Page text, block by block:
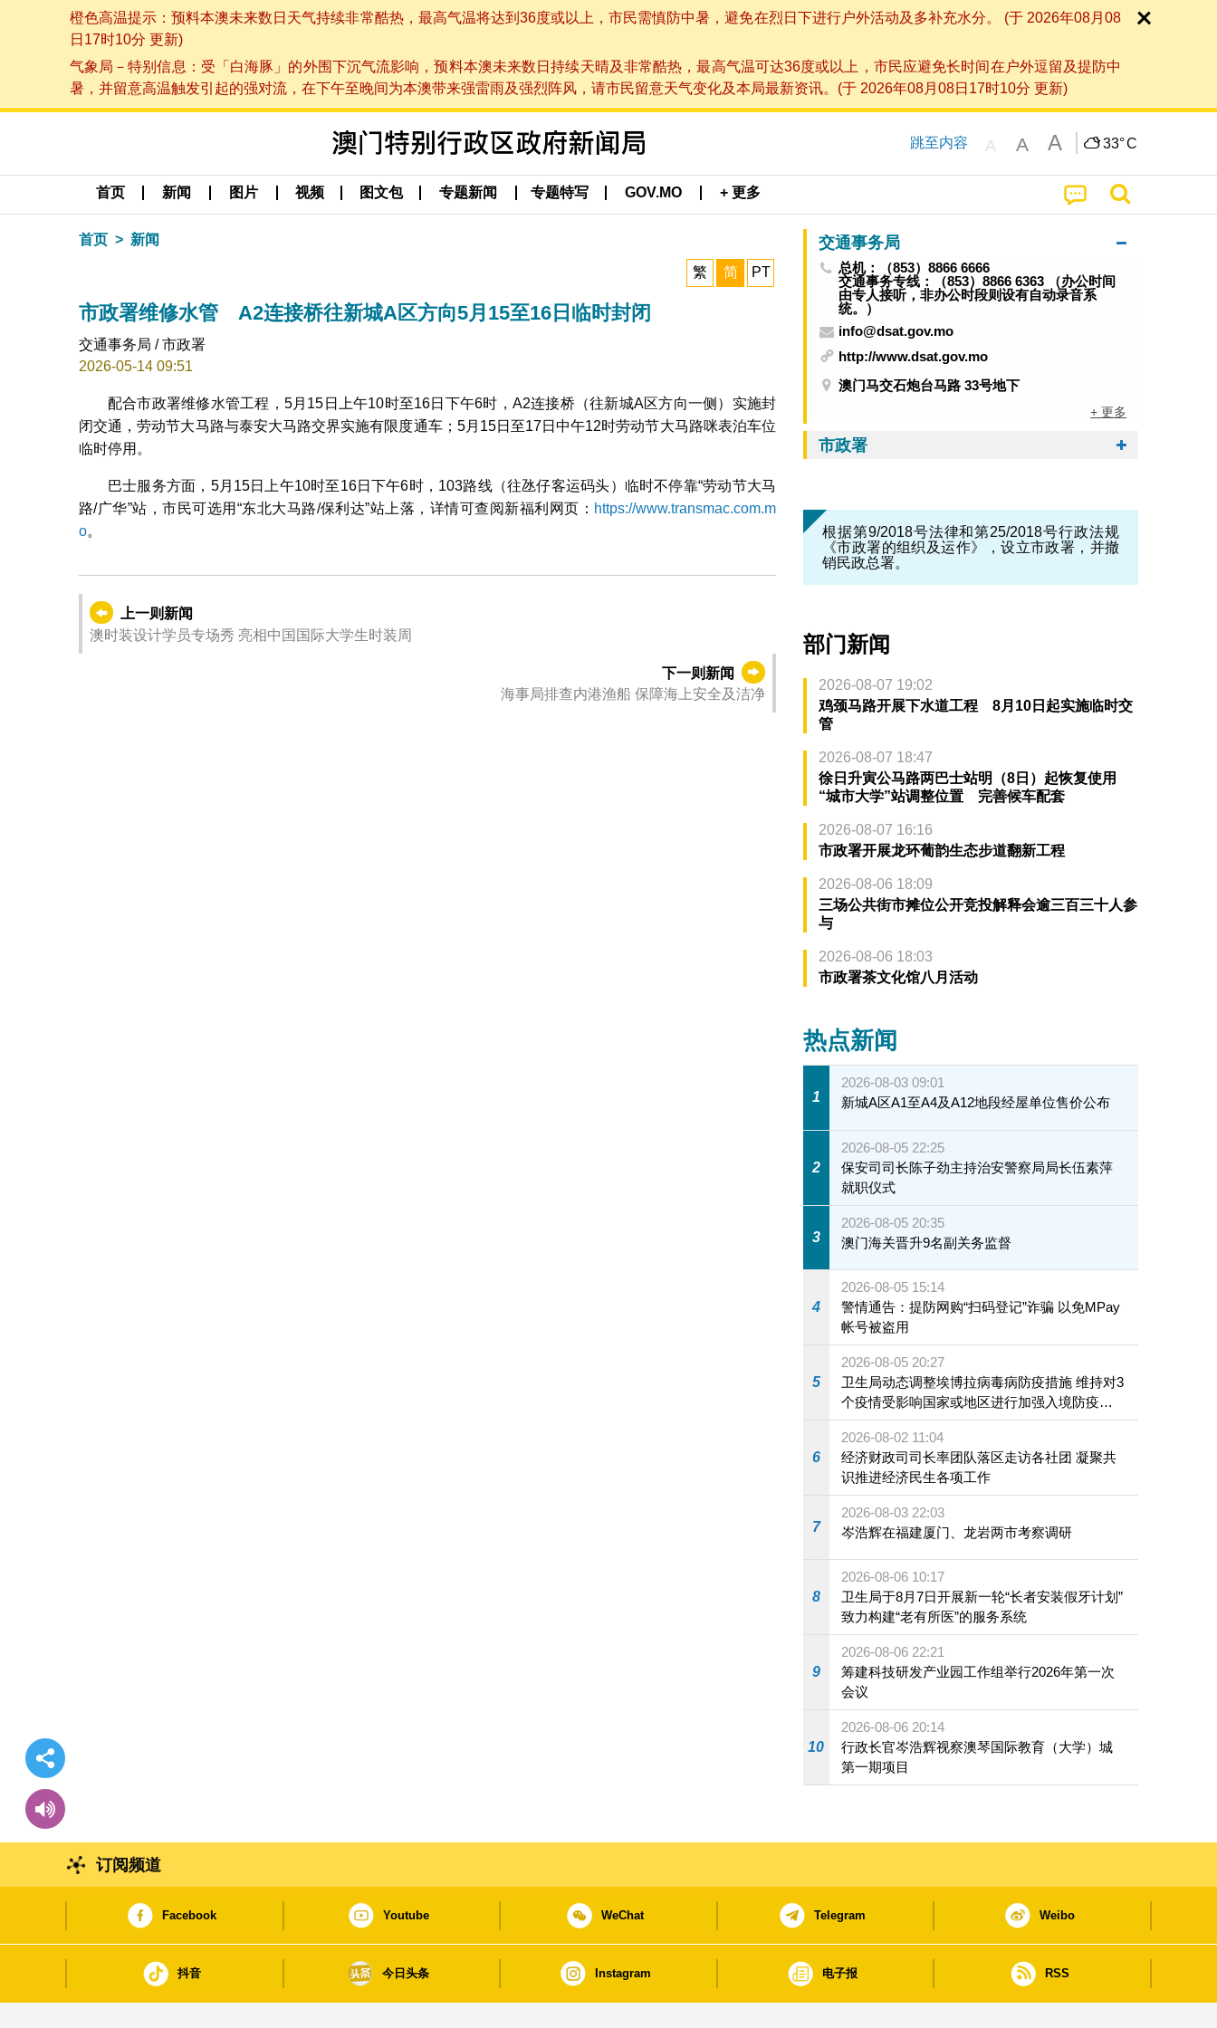
橙色高温提示：预料本澳未来数日天气持续非常酷热，最高气温将达到36度或以上，市民需慎防中暑，避免在烈日下进行户外活动及多补充水分。 (于 2026年08月08
日17时10分 更新)
气象局－特别信息：受「白海豚」的外围下沉气流影响，预料本澳未来数日持续天晴及非常酷热，最高气温可达36度或以上，市民应避免长时间在户外逗留及提防中
暑，并留意高温触发引起的强对流，在下午至晚间为本澳带来强雷雨及强烈阵风，请市民留意天气变化及本局最新资讯。(于 2026年08月08日17时10分 更新)
跳至内容 A A A 33°C
首页 新闻 图片 视频 图文包 专题新闻 专题特写 GOV.MO + 更多
首页 新闻
繁 简 PT
市政署维修水管 A2连接桥往新城A区方向5月15至16日临时封闭
交通事务局 / 市政署
2026-05-14 09:51
配合市政署维修水管工程，5月15日上午10时至16日下午6时，A2连接桥（往新城A区方向一侧）实施封
闭交通，劳动节大马路与泰安大马路交界实施有限度通车；5月15日至17日中午12时劳动节大马路咪表泊车位
临时停用。
巴士服务方面，5月15日上午10时至16日下午6时，103路线（往氹仔客运码头）临时不停靠“劳动节大马
路/广华”站，市民可选用“东北大马路/保利达”站上落，详情可查阅新福利网页： https://www.transmac.com.m
o。
上一则新闻
澳时装设计学员专场秀 亮相中国国际大学生时装周
下一则新闻
海事局排查内港渔船 保障海上安全及洁净
交通事务局
总机：（853）8866 6666
交通事务专线：（853）8866 6363 （办公时间
由专人接听，非办公时段则设有自动录音系
统。）
info@dsat.gov.mo
http://www.dsat.gov.mo
澳门马交石炮台马路 33号地下
+ 更多
市政署
根据第9/2018号法律和第25/2018号行政法规
《市政署的组织及运作》，设立市政署，并撤
销民政总署。
部门新闻
2026-08-07 19:02
鸡颈马路开展下水道工程 8月10日起实施临时交
管
2026-08-07 18:47
徐日升寅公马路两巴士站明（8日）起恢复使用
“城市大学”站调整位置 完善候车配套
2026-08-07 16:16
市政署开展龙环葡韵生态步道翻新工程
2026-08-06 18:09
三场公共街市摊位公开竞投解释会逾三百三十人参
与
2026-08-06 18:03
市政署茶文化馆八月活动
热点新闻
1
2026-08-03 09:01
新城A区A1至A4及A12地段经屋单位售价公布
2
2026-08-05 22:25
保安司司长陈子劲主持治安警察局局长伍素萍
就职仪式
3
2026-08-05 20:35
澳门海关晋升9名副关务监督
4
2026-08-05 15:14
警情通告：提防网购“扫码登记”诈骗 以免MPay
帐号被盗用
5
2026-08-05 20:27
卫生局动态调整埃博拉病毒病防疫措施 维持对3
个疫情受影响国家或地区进行加强入境防疫措
施
6
2026-08-02 11:04
经济财政司司长率团队落区走访各社团 凝聚共
识推进经济民生各项工作
7
2026-08-03 22:03
岑浩辉在福建厦门、龙岩两市考察调研
8
2026-08-06 10:17
卫生局于8月7日开展新一轮“长者安装假牙计划”
致力构建“老有所医”的服务系统
9
2026-08-06 22:21
筹建科技研发产业园工作组举行2026年第一次
会议
10
2026-08-06 20:14
行政长官岑浩辉视察澳琴国际教育（大学）城
第一期项目
订阅频道
Facebook Youtube WeChat Telegram Weibo
抖音 今日头条 Instagram 电子报 RSS